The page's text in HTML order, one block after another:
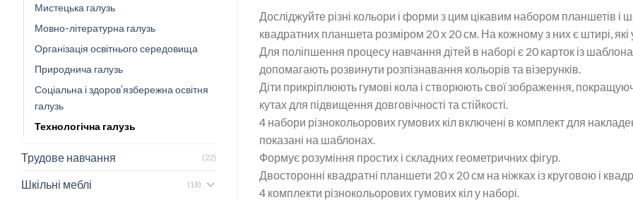
Мистецька галузь
Мовно-літературна галузь
Організація освітнього середовища
Природнича галузь
Соціальна і здоров’язбережна освітня
галузь
Технологічна галузь
Трудове навчання (22)
Шкільні меблі (18)
Досліджуйте різні кольори і форми з цим цікавим набором планшетів і
квадратних планшета розміром 20 х 20 см. На кожному з них є штирі,
Для поліпшення процесу навчання дітей в наборі є 20 карток із
допомагають розвинути розпізнавання кольорів та візерунків.
Діти прикріплюють гумові кола і створюють свої зображення,
кутах для підвищення довговічності та стійкості.
4 набори різнокольорових гумових кіл включені в комплект для
показані на шаблонах.
Формує розуміння простих і складних геометричних фігур.
Двосторонні квадратні планшети 20 х 20 см на ніжках із круговою і
4 комплекти різнокольорових гумових кіл у наборі.